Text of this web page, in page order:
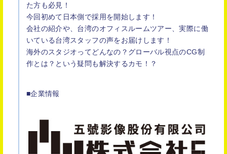
た方も必見！
今回初めて日本側で採用を開始します！
会社の紹介や、台湾のオフィスルームツアー、実際に働
いている台湾スタッフの声をお届けします！
海外のスタジオってどんなの？グローバル視点のCG制
作とは？という疑問も解決するカモ！？
■企業情報